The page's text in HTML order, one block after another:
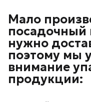
Мало
посадочный
нужно
поэтому мы
внимание
продукции: